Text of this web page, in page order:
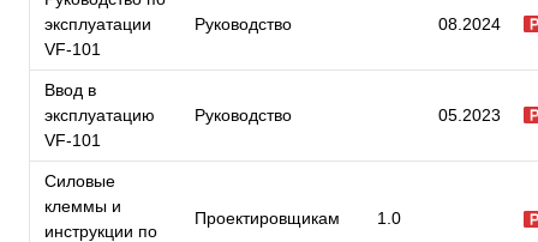
эксплуатации
VF-101
Руководство 08.2024
Ввод в
эксплуатацию
VF-101
Руководство 05.2023
Силовые
клеммы и
инструкции по
Проектировщикам 1.0